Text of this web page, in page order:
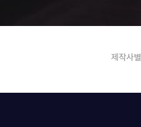
제작사별